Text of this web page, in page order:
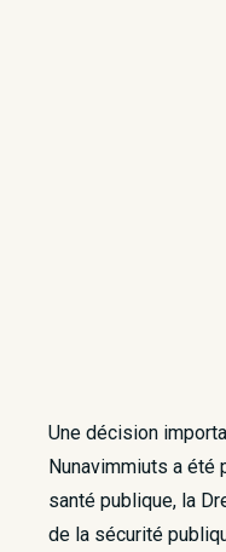
Une décision
Nunavimmiuts a été
santé publique, la
de la sécurité